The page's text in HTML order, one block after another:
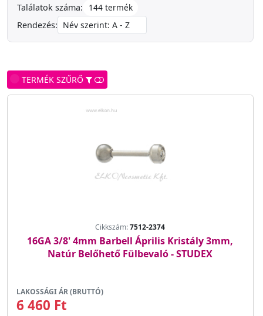
Találatok száma:
144 termék
Rendezés:
TERMÉK SZŰRŐ
Cikkszám:7512-2374
16GA 3/8' 4mm Barbell Április Kristály 3mm,
Natúr Belőhető Fülbevaló - STUDEX
LAKOSSÁGI ÁR (BRUTTÓ)
6 460 Ft